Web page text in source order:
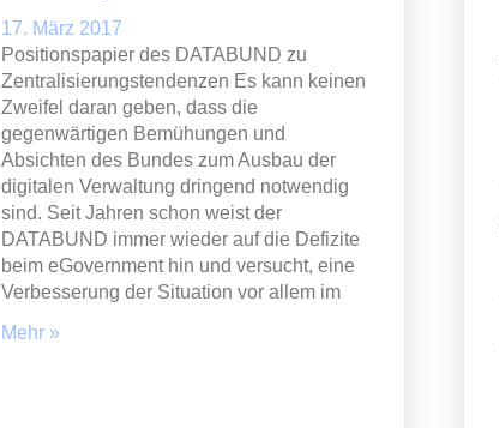
17. März 2017
Positionspapier des DATABUND zu
Zentralisierungstendenzen Es kann keinen
Zweifel daran geben, dass die
gegenwärtigen Bemühungen und
Absichten des Bundes zum Ausbau der
digitalen Verwaltung dringend notwendig
sind. Seit Jahren schon weist der
DATABUND immer wieder auf die Defizite
beim eGovernment hin und versucht, eine
Verbesserung der Situation vor allem im
Mehr »